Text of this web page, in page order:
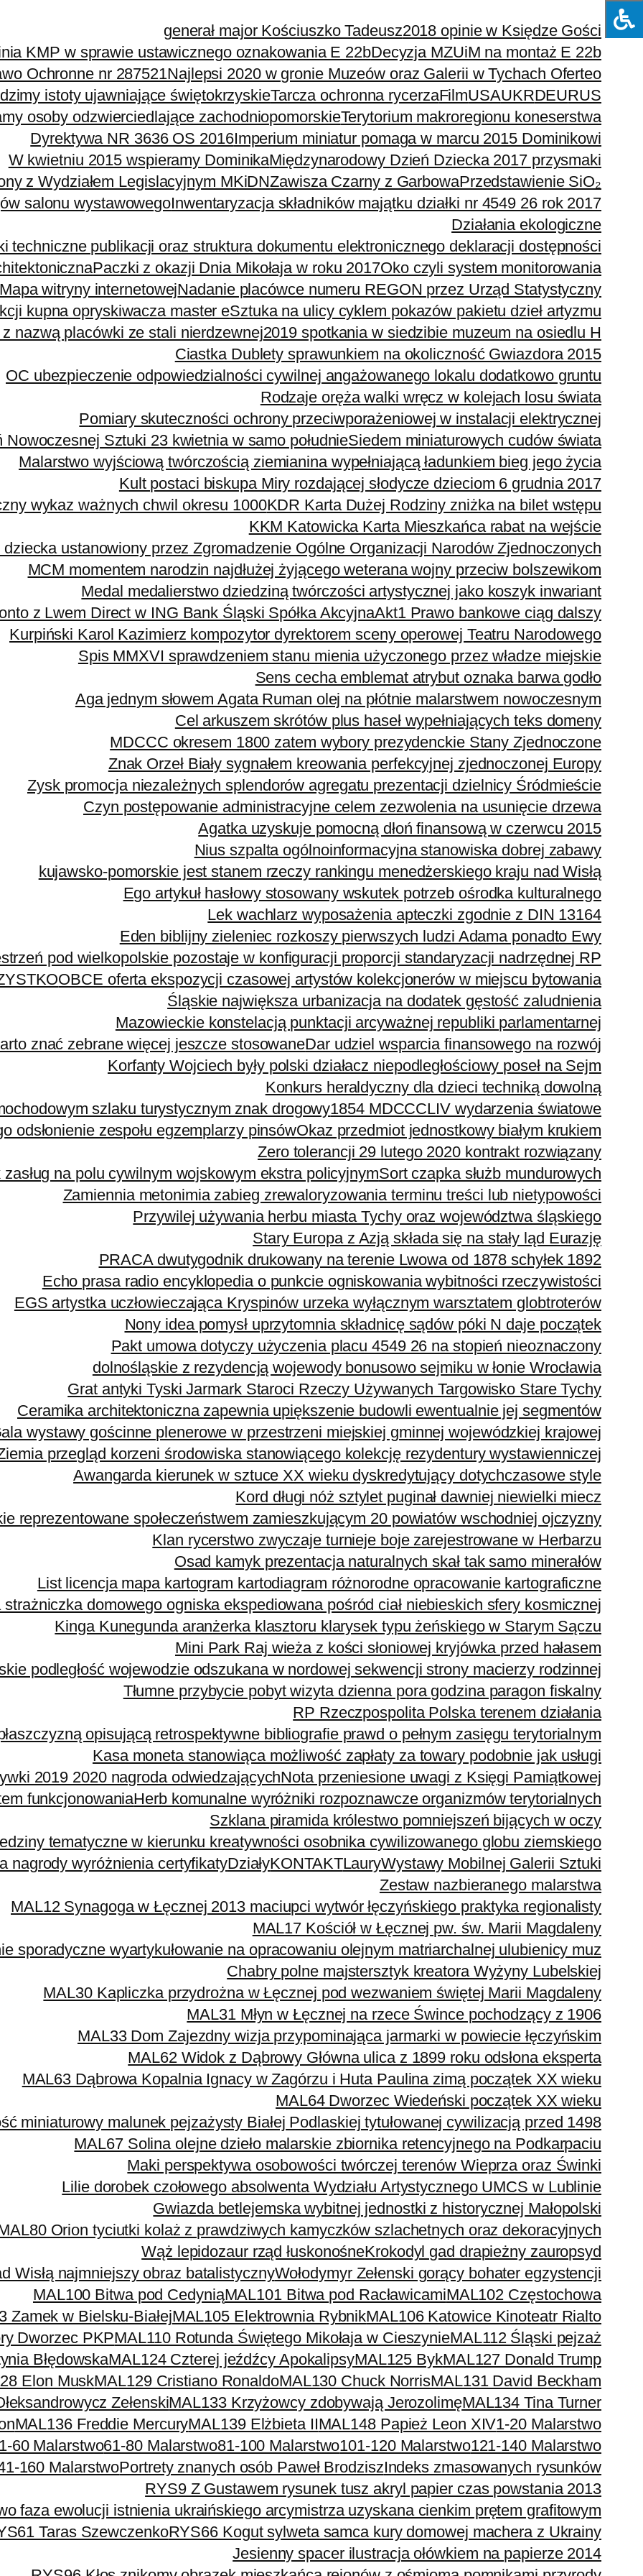
generał major Kościuszko Tadeusz2018 opinie w Księdze Gości
KMP w sprawie ustawicznego oznakowania E 22bDecyzja MZUiM na montaż E 22b
Ochronne nr 287521Najlepsi 2020 w gronie Muzeów oraz Galerii w Tychach Oferteo
istoty ujawniające świętokrzyskieTarcza ochronna rycerzaFilmUSAUKRDEURUS
osoby odzwierciedlające zachodniopomorskieTerytorium makroregionu koneserstwa
Dyrektywa NR 3636 OS 2016Imperium miniatur pomaga w marcu 2015 Dominikowi
W kwietniu 2015 wspieramy DominikaMiędzynarodowy Dzień Dziecka 2017 przysmaki
z Wydziałem Legislacyjnym MKiDNZawisza Czarny z GarbowaPrzedstawienie SiO₂
salonu wystawowegoInwentaryzacja składników majątku działki nr 4549 26 rok 2017
Działania ekologiczne
techniczne publikacji oraz struktura dokumentu elektronicznego deklaracji dostępności
Paczki z okazji Dnia Mikołaja w roku 2017Oko czyli system monitorowania
witryny internetowejNadanie placówce numeru REGON przez Urząd Statystyczny
kupna opryskiwacza master eSztuka na ulicy cyklem pokazów pakietu dzieł artyzmu
nazwą placówki ze stali nierdzewnej2019 spotkania w siedzibie muzeum na osiedlu H
Ciastka Dublety sprawunkiem na okoliczność Gwiazdora 2015
OC ubezpieczenie odpowiedzialności cywilnej angażowanego lokalu dodatkowo gruntu
Rodzaje oręża walki wręcz w kolejach losu świata
Pomiary skuteczności ochrony przeciwporażeniowej w instalacji elektrycznej
Nowoczesnej Sztuki 23 kwietnia w samo południeSiedem miniaturowych cudów świata
Malarstwo wyjściową twórczością ziemianina wypełniającą ładunkiem bieg jego życia
Kult postaci biskupa Miry rozdającej słodycze dzieciom 6 grudnia 2017
wykaz ważnych chwil okresu 1000KDR Karta Dużej Rodziny zniżka na bilet wstępu
KKM Katowicka Karta Mieszkańca rabat na wejście
ustanowiony przez Zgromadzenie Ogólne Organizacji Narodów Zjednoczonych
MCM momentem narodzin najdłużej żyjącego weterana wojny przeciw bolszewikom
Medal medalierstwo dziedziną twórczości artystycznej jako koszyk inwariant
z Lwem Direct w ING Bank Śląski Spółka AkcyjnaAkt1 Prawo bankowe ciąg dalszy
Kurpiński Karol Kazimierz kompozytor dyrektorem sceny operowej Teatru Narodowego
Spis MMXVI sprawdzeniem stanu mienia użyczonego przez władze miejskie
Sens cecha emblemat atrybut oznaka barwa godło
Aga jednym słowem Agata Ruman olej na płótnie malarstwem nowoczesnym
Cel arkuszem skrótów plus haseł wypełniających teks domeny
MDCCC okresem 1800 zatem wybory prezydenckie Stany Zjednoczone
Znak Orzeł Biały sygnałem kreowania perfekcyjnej zjednoczonej Europy
Zysk promocja niezależnych splendorów agregatu prezentacji dzielnicy Śródmieście
Czyn postępowanie administracyjne celem zezwolenia na usunięcie drzewa
Agatka uzyskuje pomocną dłoń finansową w czerwcu 2015
Nius szpalta ogólnoinformacyjna stanowiska dobrej zabawy
kujawsko-pomorskie jest stanem rzeczy rankingu menedżerskiego kraju nad Wisłą
Ego artykuł hasłowy stosowany wskutek potrzeb ośrodka kulturalnego
Lek wachlarz wyposażenia apteczki zgodnie z DIN 13164
Eden biblijny zieleniec rozkoszy pierwszych ludzi Adama ponadto Ewy
pod wielkopolskie pozostaje w konfiguracji proporcji standaryzacji nadrzędnej RP
OBCE oferta ekspozycji czasowej artystów kolekcjonerów w miejscu bytowania
Śląskie największa urbanizacja na dodatek gęstość zaludnienia
Mazowieckie konstelacją punktacji arcyważnej republiki parlamentarnej
znać zebrane więcej jeszcze stosowaneDar udziel wsparcia finansowego na rozwój
Korfanty Wojciech były polski działacz niepodległościowy poseł na Sejm
Konkurs heraldyczny dla dzieci techniką dowolną
szlaku turystycznym znak drogowy1854 MDCCCLIV wydarzenia światowe
odsłonienie zespołu egzemplarzy pinsówOkaz przedmiot jednostkowy białym krukiem
Zero tolerancji 29 lutego 2020 kontrakt rozwiązany
na polu cywilnym wojskowym ekstra policyjnymSort czapka służb mundurowych
Zamiennia metonimia zabieg zrewaloryzowania terminu treści lub nietypowości
Przywilej używania herbu miasta Tychy oraz województwa śląskiego
Stary Europa z Azją składa się na stały ląd Eurazję
PRACA dwutygodnik drukowany na terenie Lwowa od 1878 schyłek 1892
Echo prasa radio encyklopedia o punkcie ogniskowania wybitności rzeczywistości
EGS artystka uczłowieczająca Kryspinów urzeka wyłącznym warsztatem globtroterów
Nony idea pomysł uprzytomnia składnicę sądów póki N daje początek
Pakt umowa dotyczy użyczenia placu 4549 26 na stopień nieoznaczony
dolnośląskie z rezydencją wojewody bonusowo sejmiku w łonie Wrocławia
Grat antyki Tyski Jarmark Staroci Rzeczy Używanych Targowisko Stare Tychy
Ceramika architektoniczna zapewnia upiększenie budowli ewentualnie jej segmentów
wystawy gościnne plenerowe w przestrzeni miejskiej gminnej wojewódzkiej krajowej
przegląd korzeni środowiska stanowiącego kolekcję rezydentury wystawienniczej
Awangarda kierunek w sztuce XX wieku dyskredytujący dotychczasowe style
Kord długi nóż sztylet puginał dawniej niewielki miecz
reprezentowane społeczeństwem zamieszkującym 20 powiatów wschodniej ojczyzny
Klan rycerstwo zwyczaje turnieje boje zarejestrowane w Herbarzu
Osad kamyk prezentacja naturalnych skał tak samo minerałów
List licencja mapa kartogram kartodiagram różnorodne opracowanie kartograficzne
domowego ogniska ekspediowana pośród ciał niebieskich sfery kosmicznej
Kinga Kunegunda aranżerka klasztoru klarysek typu żeńskiego w Starym Sączu
Mini Park Raj wieża z kości słoniowej kryjówka przed hałasem
podległość wojewodzie odszukana w nordowej sekwencji strony macierzy rodzinnej
Tłumne przybycie pobyt wizyta dzienna pora godzina paragon fiskalny
RP Rzeczpospolita Polska terenem działania
opisującą retrospektywne bibliografie prawd o pełnym zasięgu terytorialnym
Kasa moneta stanowiąca możliwość zapłaty za towary podobnie jak usługi
2019 2020 nagroda odwiedzającychNota przeniesione uwagi z Księgi Pamiątkowej
funkcjonowaniaHerb komunalne wyróżniki rozpoznawcze organizmów terytorialnych
Szklana piramida królestwo pomniejszeń bijących w oczy
tematyczne w kierunku kreatywności osobnika cywilizowanego globu ziemskiego
nagrody wyróżnienia certyfikatyDziałyKONTAKTLauryWystawy Mobilnej Galerii Sztuki
Zestaw nazbieranego malarstwa
MAL12 Synagoga w Łęcznej 2013 maciupci wytwór łęczyńskiego praktyka regionalisty
MAL17 Kościół w Łęcznej pw. św. Marii Magdaleny
sporadyczne wyartykułowanie na opracowaniu olejnym matriarchalnej ulubienicy muz
Chabry polne majstersztyk kreatora Wyżyny Lubelskiej
MAL30 Kapliczka przydrożna w Łęcznej pod wezwaniem świętej Marii Magdaleny
MAL31 Młyn w Łęcznej na rzece Śwince pochodzący z 1906
MAL33 Dom Zajezdny wizja przypominająca jarmarki w powiecie łęczyńskim
MAL62 Widok z Dąbrowy Główna ulica z 1899 roku odsłona eksperta
MAL63 Dąbrowa Kopalnia Ignacy w Zagórzu i Huta Paulina zimą początek XX wieku
MAL64 Dworzec Wiedeński początek XX wieku
miniaturowy malunek pejzażysty Białej Podlaskiej tytułowanej cywilizacją przed 1498
MAL67 Solina olejne dzieło malarskie zbiornika retencyjnego na Podkarpaciu
Maki perspektywa osobowości twórczej terenów Wieprza oraz Świnki
Lilie dorobek czołowego absolwenta Wydziału Artystycznego UMCS w Lublinie
Gwiazda betlejemska wybitnej jednostki z historycznej Małopolski
Orion tyciutki kolaż z prawdziwych kamyczków szlachetnych oraz dekoracyjnych
Wąż lepidozaur rząd łuskonośneKrokodyl gad drapieżny zauropsyd
Wisłą najmniejszy obraz batalistycznyWołodymyr Zełenski gorący bohater egzystencji
MAL100 Bitwa pod CedyniąMAL101 Bitwa pod RacławicamiMAL102 Częstochowa
Zamek w Bielsku-BiałejMAL105 Elektrownia RybnikMAL106 Katowice Kinoteatr Rialto
Dworzec PKPMAL110 Rotunda Świętego Mikołaja w CieszynieMAL112 Śląski pejzaż
BłędowskaMAL124 Czterej jeźdźcy ApokalipsyMAL125 BykMAL127 Donald Trump
Elon MuskMAL129 Cristiano RonaldoMAL130 Chuck NorrisMAL131 David Beckham
ZełenskiMAL133 Krzyżowcy zdobywają JerozolimęMAL134 Tina Turner
MAL136 Freddie MercuryMAL139 Elżbieta IIMAL148 Papież Leon XIV1-20 Malarstwo
60 Malarstwo61-80 Malarstwo81-100 Malarstwo101-120 Malarstwo121-140 Malarstwo
160 MalarstwoPortrety znanych osób Paweł BrodziszIndeks zmasowanych rysunków
RYS9 Z Gustawem rysunek tusz akryl papier czas powstania 2013
faza ewolucji istnienia ukraińskiego arcymistrza uzyskana cienkim prętem grafitowym
Taras SzewczenkoRYS66 Kogut sylweta samca kury domowej machera z Ukrainy
Jesienny spacer ilustracja ołówkiem na papierze 2014